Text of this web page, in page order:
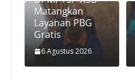
Matangkan
Layanan PBG
Gratis
6 Agustus 2026